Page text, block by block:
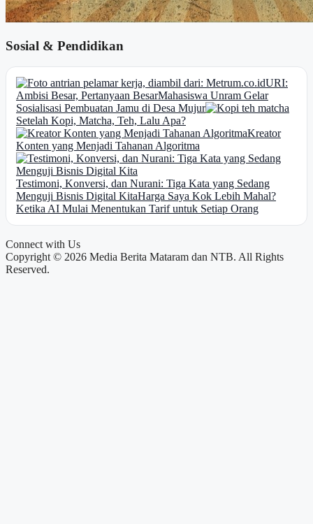
Sosial & Pendidikan
URI:
Ambisi Besar, Pertanyaan BesarMahasiswa Unram Gelar
Sosialisasi Pembuatan Jamu di Desa Mujur
Setelah Kopi, Matcha, Teh, Lalu Apa?
Kreator
Konten yang Menjadi Tahanan Algoritma
Testimoni, Konversi, dan Nurani: Tiga Kata yang Sedang
Menguji Bisnis Digital KitaHarga Saya Kok Lebih Mahal?
Ketika AI Mulai Menentukan Tarif untuk Setiap Orang
Connect with Us
Copyright © 2026 Media Berita Mataram dan NTB. All Rights
Reserved.